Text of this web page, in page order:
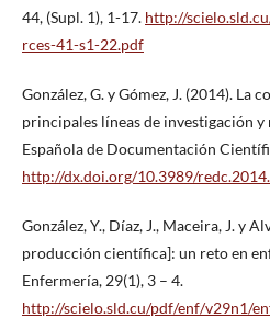
44, (Supl. 1), 1-17. http://
rces-41-s1-22.pdf
González, G. y Gómez, J. (2014). La
principales líneas de investigación
Española de Documentación
http://dx.doi.org/10.3989/
González, Y., Díaz, J., Maceira, J. y
producción científica]: un reto en
Enfermería, 29(1), 3 – 4.
http://scielo.sld.cu/pdf/enf/v29n1/